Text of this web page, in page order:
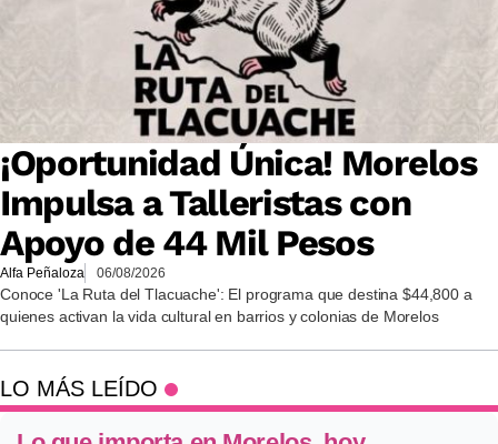
¡Oportunidad Única! Morelos
Impulsa a Talleristas con
Apoyo de 44 Mil Pesos
Alfa Peñaloza 06/08/2026
Conoce 'La Ruta del Tlacuache': El programa que destina $44,800 a
quienes activan la vida cultural en barrios y colonias de Morelos
LO MÁS LEÍDO